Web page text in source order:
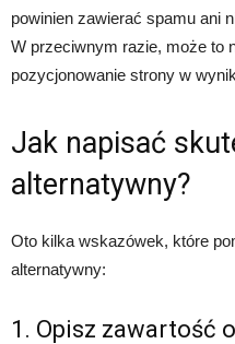
powinien zawierać spamu ani
W przeciwnym razie, może to
pozycjonowanie strony w
Jak napisać
alternatywny?
Oto kilka wskazówek, które
alternatywny:
1. Opisz zawartość